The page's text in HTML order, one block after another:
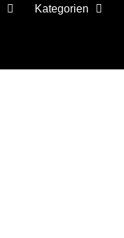
Kategorien